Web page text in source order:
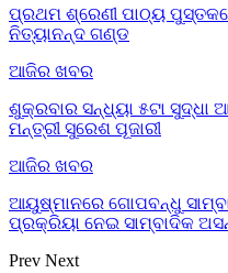
ପ୍ରଥମ ଶ୍ରେଣୀ ପାଠ୍ୟ
ନିତ୍ୟାନନ୍ଦ ଗଣ୍ଡ
ଆଜିର ଖବର
ଶୁକ୍ରବାର ସନ୍ଧ୍ୟା ୫ଟା ସୁଦ୍ଧା
ମନ୍ତ୍ରୀ ସୁରେଶ ପୂଜାରୀ
ଆଜିର ଖବର
ଆୟୁଷ୍ମାନରେ ଗୋପବନ୍ଧୁ
ପ୍ରକ୍ରିୟା ନେଇ ସାମ୍ବାଦିକ
Prev Next